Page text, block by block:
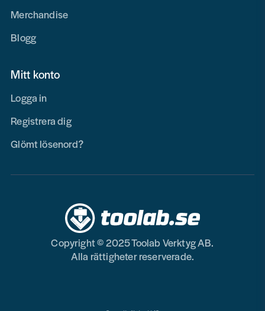
Merchandise
Blogg
Mitt konto
Logga in
Registrera dig
Glömt lösenord?
Copyright © 2025 Toolab Verktyg AB.
Alla rättigheter reserverade.